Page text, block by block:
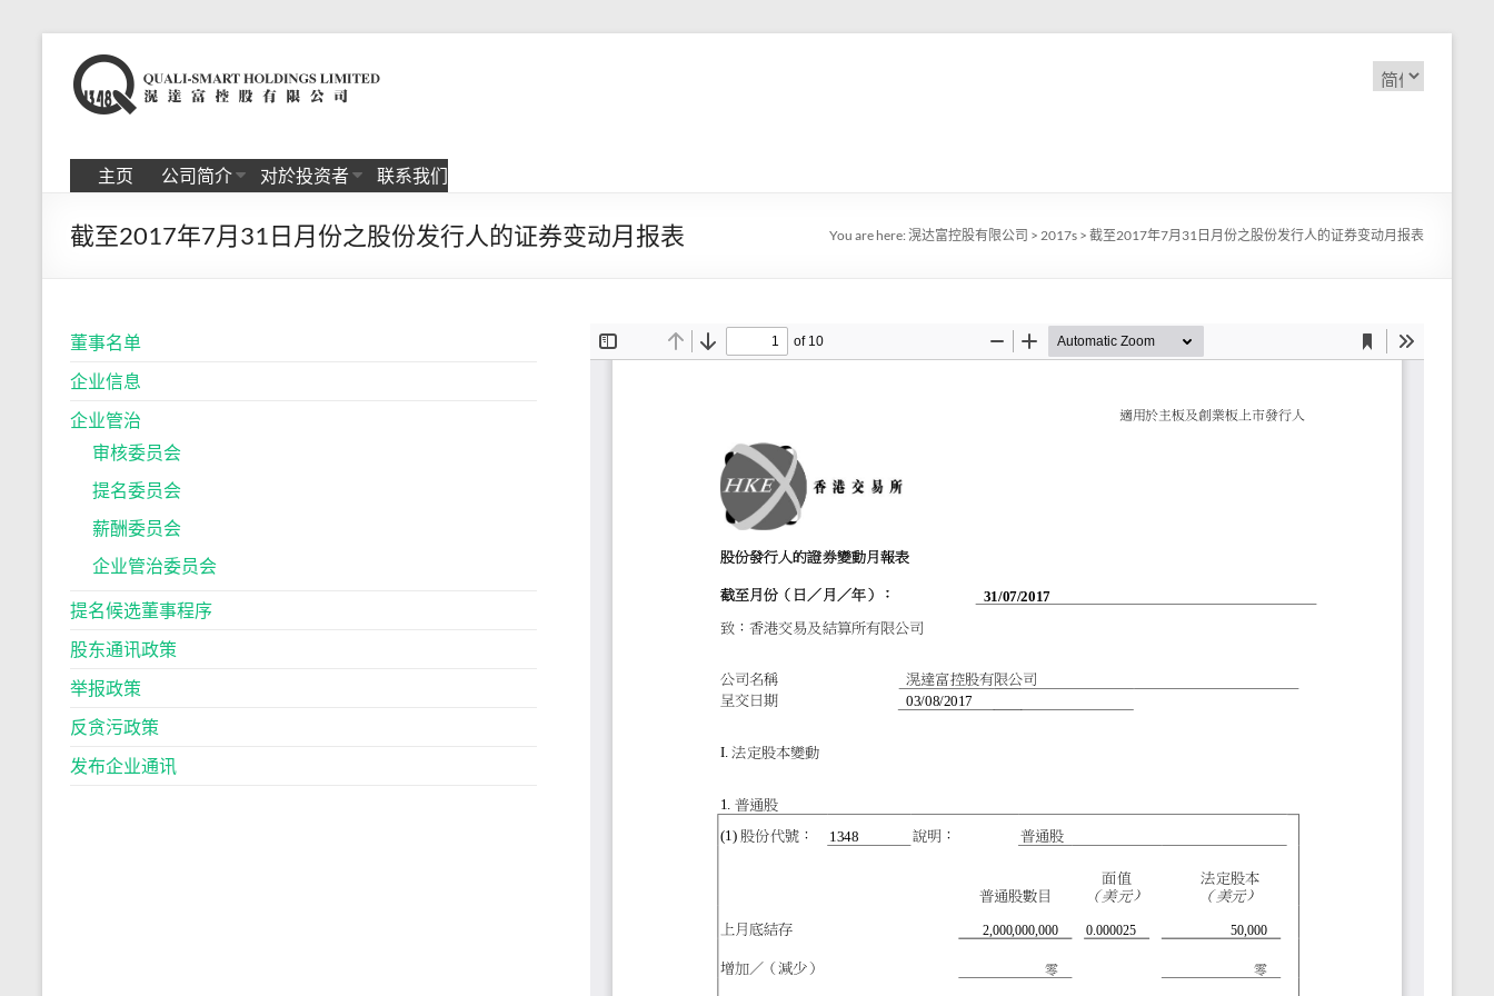
content
滉
达
富
控
股
限
公
司
选
择
主页
公司简介 对於投资者 联系我们
截至2017年7月31日月份之股份发行人的证券变动月报表 You are here: 滉达富控股有限公司 > 2017s > 截至2017年7月31日月份之股份发行人的证券变动月报表
董事名单
企业信息
企业管治
审核委员会
提名委员会
薪酬委员会
企业管治委员会
提名候选董事程序
股东通讯政策
举报政策
反贪污政策
发布企业通讯